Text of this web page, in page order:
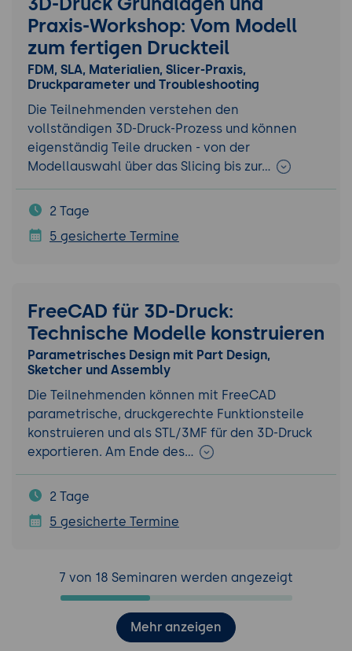
Praxis-Workshop: Vom Modell
zum fertigen Druckteil
FDM, SLA, Materialien, Slicer-Praxis,
Druckparameter und Troubleshooting
Die Teilnehmenden verstehen den
vollständigen 3D-Druck-Prozess und können
eigenständig Teile drucken - von der
Modellauswahl über das Slicing bis zur…
2 Tage
5 gesicherte Termine
FreeCAD für 3D-Druck:
Technische Modelle konstruieren
Parametrisches Design mit Part Design,
Sketcher und Assembly
Die Teilnehmenden können mit FreeCAD
parametrische, druckgerechte Funktionsteile
konstruieren und als STL/3MF für den 3D-Druck
exportieren. Am Ende des…
2 Tage
5 gesicherte Termine
7 von 18 Seminaren werden angezeigt
Mehr anzeigen